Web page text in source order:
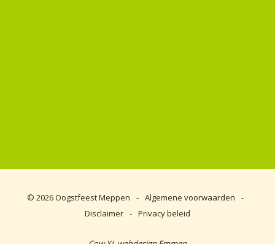
© 2026Oogstfeest Meppen - Algemene voorwaarden
-
Disclaimer - Privacy beleid